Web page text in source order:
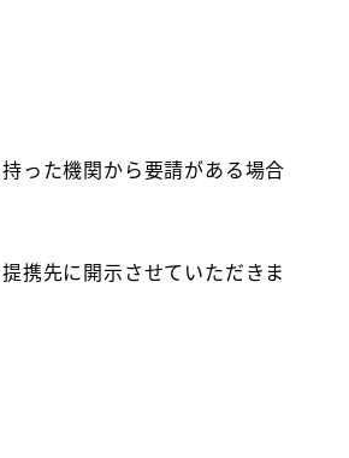
った機関から要請がある場合
携先に開示させていただきま